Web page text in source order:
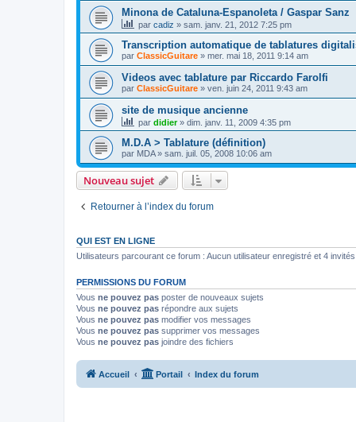
Minona de Cataluna-Espanoleta / Gaspar Sanz
par cadiz » sam. janv. 21, 2012 7:25 pm
Transcription automatique de tablatures
par ClassicGuitare » mer. mai 18, 2011 9:14 am
Videos avec tablature par Riccardo Farolfi
par ClassicGuitare » ven. juin 24, 2011 9:43 am
site de musique ancienne
par didier» dim. janv. 11, 2009 4:35 pm
M.D.A > Tablature (définition)
par MDA» sam. juil. 05, 2008 10:06 am
Nouveau sujet
Retourner à l’index du forum
QUI EST EN LIGNE
Utilisateurs parcourant ce forum : Aucun utilisateur enregistré et 4 invités
PERMISSIONS DU FORUM
Vous ne pouvez pas poster de nouveaux sujets
Vous ne pouvez pas répondre aux sujets
Vous ne pouvez pas modifier vos messages
Vous ne pouvez pas supprimer vos messages
Vous ne pouvez pas joindre des fichiers
Accueil Portail Index du forum